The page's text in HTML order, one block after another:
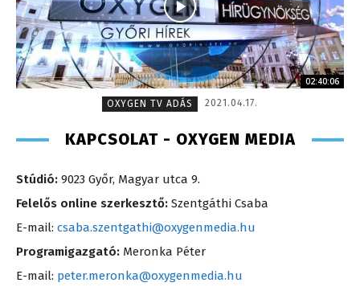
02:40:06
OXYGEN TV ADÁS
2021.04.17.
KAPCSOLAT - OXYGEN MEDIA
Stúdió: 9023 Győr, Magyar utca 9.
Felelős online szerkesztő: Szentgáthi Csaba
E-mail: csaba.szentgathi@oxygenmedia.hu
Programigazgató: Meronka Péter
E-mail: peter.meronka@oxygenmedia.hu